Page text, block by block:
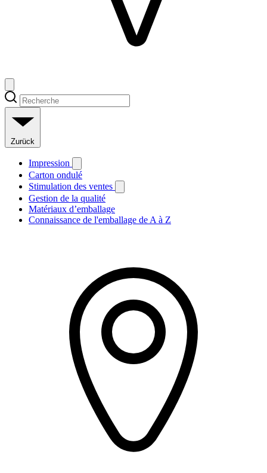
Zurück
Impression
Carton ondulé
Stimulation des ventes
Gestion de la qualité
Matériaux d’emballage
Connaissance de l'emballage de A à Z